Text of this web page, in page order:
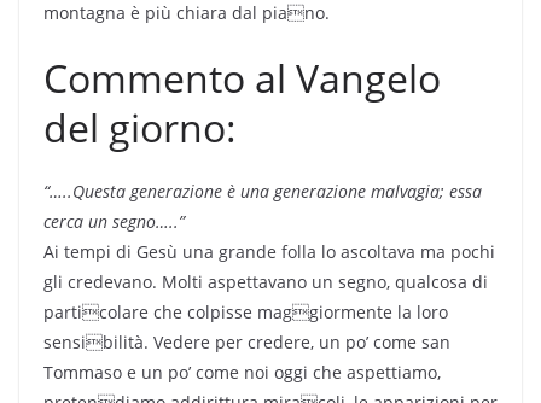
montagna è più chiara dal piano.
Commento al Vangelo
del giorno:
“…..Questa generazione è una generazione malvagia; essa
cerca un segno…..”
Ai tempi di Gesù una grande folla lo ascoltava ma pochi
gli credevano. Molti aspettavano un segno, qualcosa di
particolare che colpisse maggiormente la loro
sensibilità. Vedere per credere, un po’ come san
Tommaso e un po’ come noi oggi che aspettiamo,